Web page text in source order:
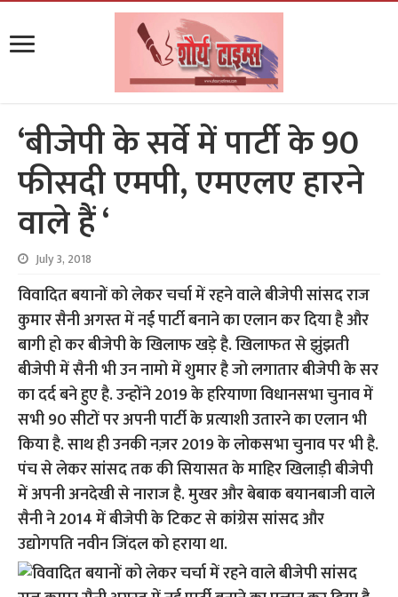
‘बीजेपी के सर्वे में पार्टी के 90
फीसदी एमपी, एमएलए हारने
वाले हैं ‘
July 3, 2018
विवादित बयानों को लेकर चर्चा में रहने वाले बीजेपी सांसद राज
कुमार सैनी अगस्त में नई पार्टी बनाने का एलान कर दिया है और
बागी हो कर बीजेपी के खिलाफ खड़े है. खिलाफत से झुंझती
बीजेपी में सैनी भी उन नामो में शुमार है जो लगातार बीजेपी के सर
का दर्द बने हुए है. उन्होंने 2019 के हरियाणा विधानसभा चुनाव में
सभी 90 सीटों पर अपनी पार्टी के प्रत्याशी उतारने का एलान भी
किया है. साथ ही उनकी नज़र 2019 के लोकसभा चुनाव पर भी है.
पंच से लेकर सांसद तक की सियासत के माहिर खिलाड़ी बीजेपी
में अपनी अनदेखी से नाराज है. मुखर और बेबाक बयानबाजी वाले
सैनी ने 2014 में बीजेपी के टिकट से कांग्रेस सांसद और
उद्योगपति नवीन जिंदल को हराया था.